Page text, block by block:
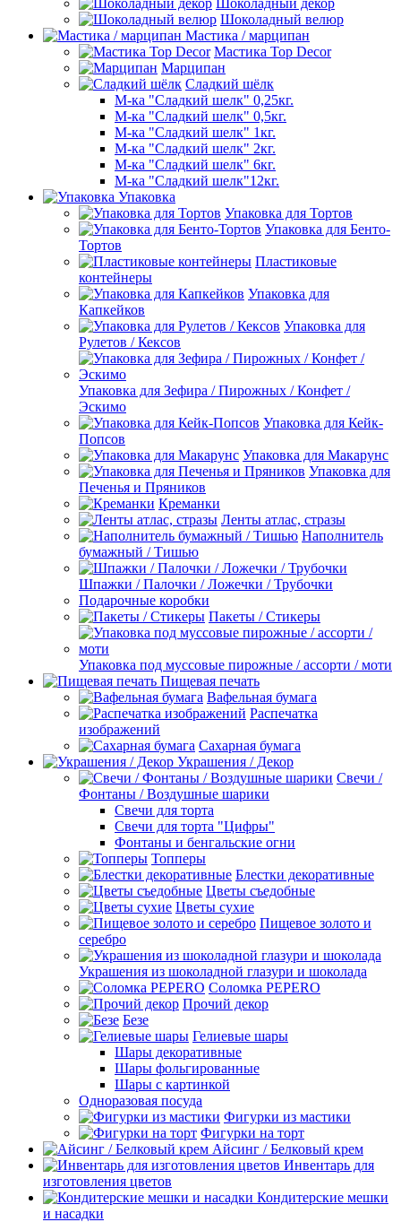
Шоколадный декор
Шоколадный велюр
Мастика / марципан
Мастика Top Decor
Марципан
Сладкий шёлк
М-ка "Сладкий шелк" 0,25кг.
М-ка "Сладкий шелк" 0,5кг.
М-ка "Сладкий шелк" 1кг.
М-ка "Сладкий шелк" 2кг.
М-ка "Сладкий шелк" 6кг.
М-ка "Сладкий шелк"12кг.
Упаковка
Упаковка для Тортов
Упаковка для Бенто-
Тортов
Пластиковые
контейнеры
Упаковка для
Капкейков
Упаковка для
Рулетов / Кексов
Упаковка для Зефира / Пирожных / Конфет /
Эскимо
Упаковка для Кейк-
Попсов
Упаковка для Макарунс
Упаковка для
Печенья и Пряников
Креманки
Ленты атлас, стразы
Наполнитель
бумажный / Тишью
Шпажки / Палочки / Ложечки / Трубочки
Подарочные коробки
Пакеты / Стикеры
Упаковка под муссовые пирожные / ассорти / моти
Пищевая печать
Вафельная бумага
Распечатка
изображений
Сахарная бумага
Украшения / Декор
Свечи /
Фонтаны / Воздушные шарики
Свечи для торта
Свечи для торта "Цифры"
Фонтаны и бенгальские огни
Топперы
Блестки декоративные
Цветы съедобные
Цветы сухие
Пищевое золото и
серебро
Украшения из шоколадной глазури и шоколада
Соломка PEPERO
Прочий декор
Безе
Гелиевые шары
Шары декоративные
Шары фольгированные
Шары с картинкой
Одноразовая посуда
Фигурки из мастики
Фигурки на торт
Айсинг / Белковый крем
Инвентарь для
изготовления цветов
Кондитерские мешки
и насадки